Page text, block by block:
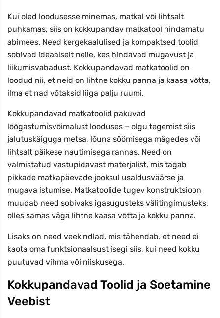
Kui oled loodusesse minemas, matkal või lihtsalt
puhkamas, siis on kokkupandav matkatool hindamatu
abimees. Need kergekaalulised ja kompaktsed toolid
sobivad ideaalselt neile, kes hindavad mugavust ja
liikumisvabadust. Kokkupandavad matkatoolid on
loodud nii, et neid on lihtne kokku panna ja kaasa võtta,
ilma et nad võtaksid liiga palju ruumi.
Kokkupandavad matkatoolid pakuvad
lõõgastumisvõimalust looduses – olgu tegemist siis
jalutuskäiguga metsa, lõuna söömisega mägedes või
lihtsalt päikese nautimisega rannas. Need on
valmistatud vastupidavast materjalist, mis tagab
pikkade matkapäevade jooksul usaldusväärse ja
mugava istumise. Matkatoolide tugev konstruktsioon
muudab need sobivaks igasugusteks välitingimusteks,
olles samas väga lihtne kaasa võtta ja kokku panna.
Lisaks on need veekindlad, mis tähendab, et need ei
kaota oma funktsionaalsust isegi siis, kui need kokku
puutuvad vihma või niiskusega.
Kokkupandavad Toolid ja Soetamine
Veebist